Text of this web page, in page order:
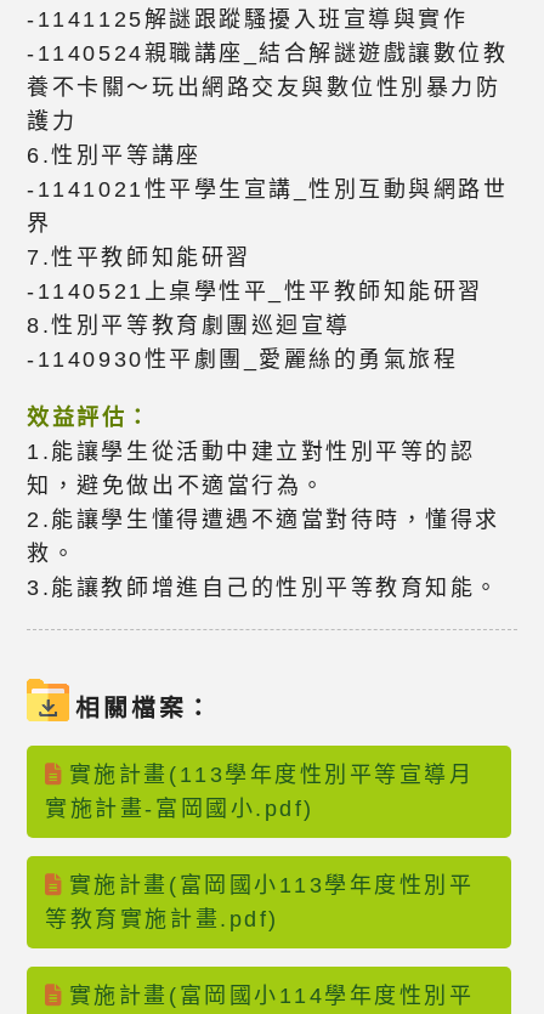
-1141125解謎跟蹤騷擾入班宣導與實作
-1140524親職講座_結合解謎遊戲讓數位教
養不卡關～玩出網路交友與數位性別暴力防
護力
6.性別平等講座
-1141021性平學生宣講_性別互動與網路世
界
7.性平教師知能研習
-1140521上桌學性平_性平教師知能研習
8.性別平等教育劇團巡迴宣導
-1140930性平劇團_愛麗絲的勇氣旅程
效益評估：
1.能讓學生從活動中建立對性別平等的認
知，避免做出不適當行為。
2.能讓學生懂得遭遇不適當對待時，懂得求
救。
3.能讓教師增進自己的性別平等教育知能。
相關檔案：
實施計畫(113學年度性別平等宣導月
實施計畫-富岡國小.pdf)
實施計畫(富岡國小113學年度性別平
等教育實施計畫.pdf)
實施計畫(富岡國小114學年度性別平